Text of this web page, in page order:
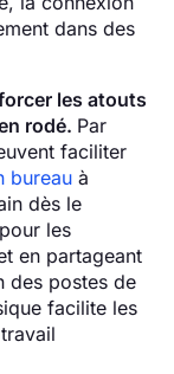
dans des
les atouts
rodé. Par
faciliter
bureau à
dès le
les
en partageant
des postes de
facilite les